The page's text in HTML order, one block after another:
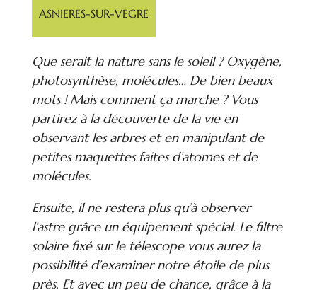
ASNIERES-SUR-VEGRE
Que serait la nature sans le soleil ? Oxygène,
photosynthèse, molécules… De bien beaux
mots ! Mais comment ça marche ? Vous
partirez à la découverte de la vie en
observant les arbres et en manipulant de
petites maquettes faites d’atomes et de
molécules.
Ensuite, il ne restera plus qu’à observer
l’astre grâce un équipement spécial. Le filtre
solaire fixé sur le télescope vous aurez la
possibilité d’examiner notre étoile de plus
près. Et avec un peu de chance, grâce à la